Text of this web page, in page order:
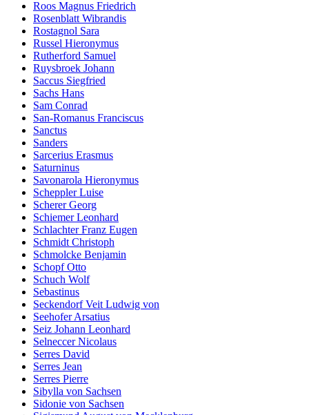
Roos Magnus Friedrich
Rosenblatt Wibrandis
Rostagnol Sara
Russel Hieronymus
Rutherford Samuel
Ruysbroek Johann
Saccus Siegfried
Sachs Hans
Sam Conrad
San-Romanus Franciscus
Sanctus
Sanders
Sarcerius Erasmus
Saturninus
Savonarola Hieronymus
Scheppler Luise
Scherer Georg
Schiemer Leonhard
Schlachter Franz Eugen
Schmidt Christoph
Schmolcke Benjamin
Schopf Otto
Schuch Wolf
Sebastinus
Seckendorf Veit Ludwig von
Seehofer Arsatius
Seiz Johann Leonhard
Selneccer Nicolaus
Serres David
Serres Jean
Serres Pierre
Sibylla von Sachsen
Sidonie von Sachsen